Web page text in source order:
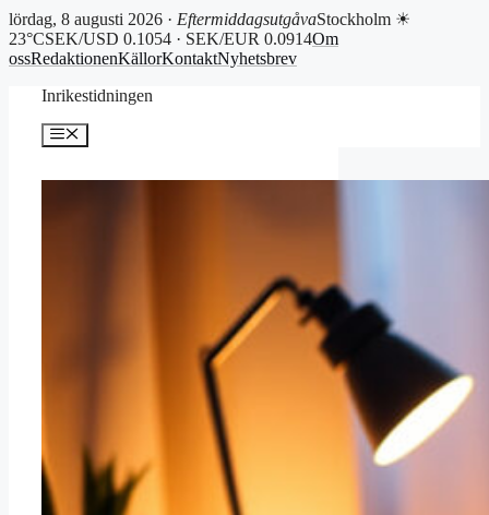
lördag, 8 augusti 2026 · EftermiddagsutgåvaStockholm ☀
23°CSEK/USD 0.1054 · SEK/EUR 0.0914Om
ossRedaktionenKällorKontaktNyhetsbrev
Inrikestidningen
Meny